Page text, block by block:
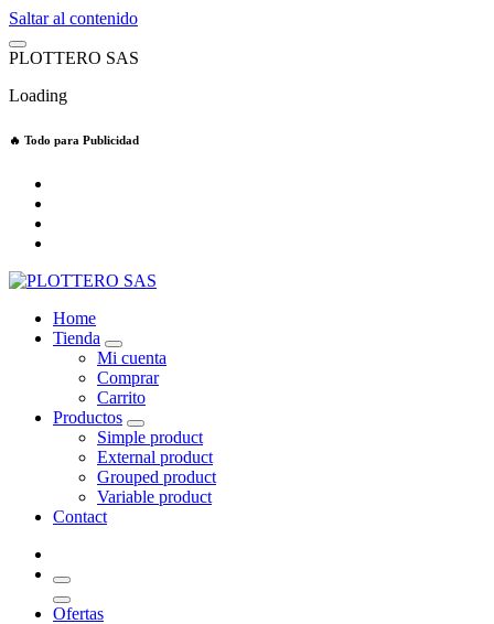
Saltar al contenido
PLOTTERO SAS
Loading
🔥 Todo para Publicidad
Home
Tienda
Mi cuenta
Comprar
Carrito
Productos
Simple product
External product
Grouped product
Variable product
Contact
Ofertas